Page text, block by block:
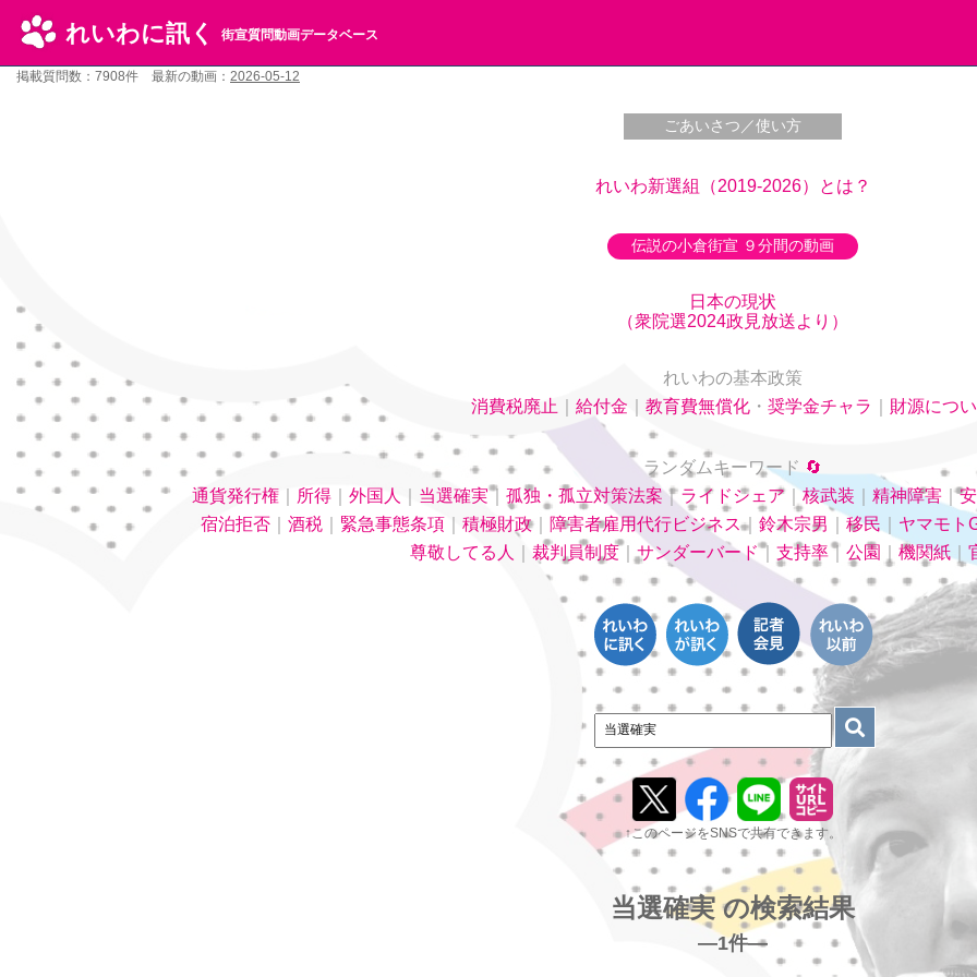
れいわに訊く 街宣質問動画データベース
掲載質問数：7908件 最新の動画： 2026-05-12
ごあいさつ／使い方
れいわ新選組（2019-2026）とは？
伝説の小倉街宣 ９分間の動画
日本の現状
（衆院選2024政見放送より）
れいわの基本政策
消費税廃止
給付金 教育費無償化 ・ 奨学金チャラ 財源につ
ランダムキーワード 🔄
通貨発行権
所得 外国人 当選確実｜ 孤独・孤立対策法案｜ライドシェア ｜核武装 精神障害 ｜
宿泊拒否｜ 酒税｜ 緊急事態条項｜ 積極財政｜ 障害者雇用代行ビジネス｜ 鈴木宗男 移民
ヤマモト
尊敬してる人
裁判員制度｜サンダーバード｜ 支持率｜ 公園 機関紙
↑このページをSNSで共有できます。
当選確実 の検索結果
―1件―